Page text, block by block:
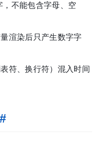
，不能包含字母、空
渲染后只产生数字字
符、换行符）混入时间
#